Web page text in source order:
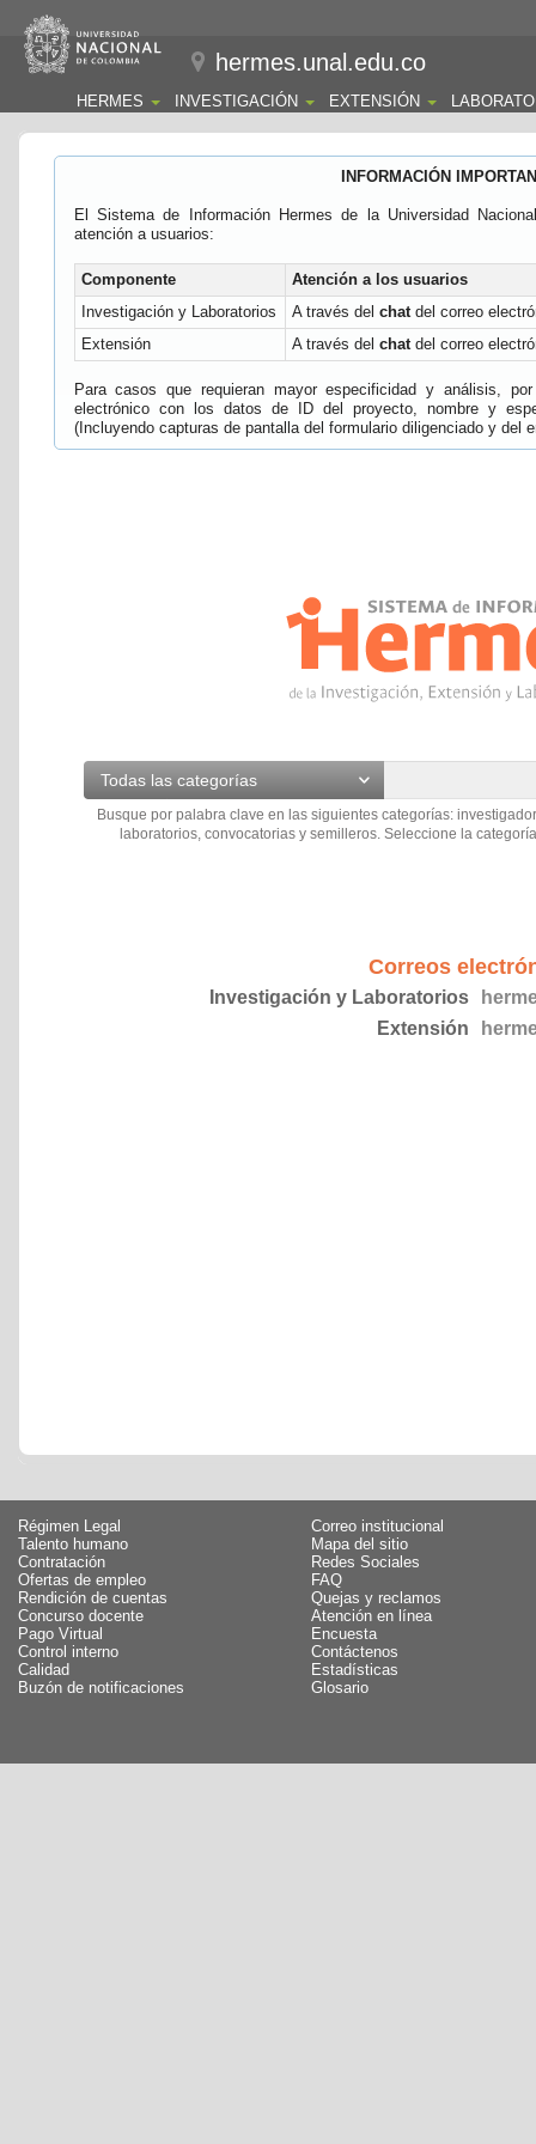
hermes.unal.edu.co
HERMES INVESTIGACIÓN EXTENSIÓN
INFORMACIÓN
El Sistema de Información Hermes de la Universidad
atención a usuarios:
Componente
Atención a los usuarios
Investigación y Laboratorios
A través del chatdel correo
Extensión
A través del chatdel correo
Para casos que requieran mayor especificidad y análisis,
electrónico con los datos de ID del proyecto, nombre y
(Incluyendo capturas de pantalla del formulario diligenciado y del
Todas las categorías
Busque por palabra clave en las siguientes categorías:
laboratorios, convocatorias y semilleros. Seleccione la
Correos
Investigación y Laboratorios
Extensión
Régimen Legal
Talento humano
Contratación
Ofertas de empleo
Rendición de cuentas
Concurso docente
Pago Virtual
Control interno
Calidad
Buzón de notificaciones
Correo institucional
Mapa del sitio
Redes Sociales
FAQ
Quejas y reclamos
Atención en línea
Encuesta
Contáctenos
Estadísticas
Glosario